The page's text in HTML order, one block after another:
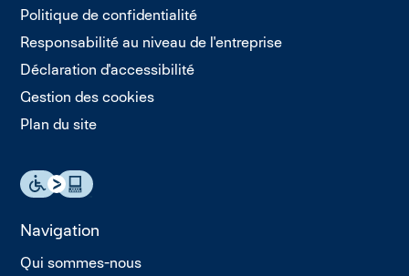
Politique de confidentialité
Responsabilité au niveau de l'entreprise
Déclaration d'accessibilité
Gestion des cookies
Plan du site
Navigation
Qui sommes-nous